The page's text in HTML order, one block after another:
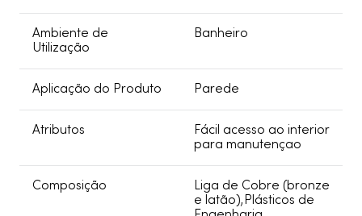
Ambiente de
Utilização
Banheiro
Aplicação do Produto Parede
Atributos
Fácil acesso ao interior
para manutençao
Composição
Liga de Cobre (bronze
e latão),Plásticos de